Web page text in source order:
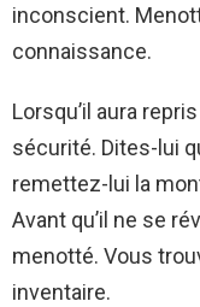
inconscient.
connaissance.
Lorsqu’il aura
sécurité. Dites-lui
remettez-lui la
Avant qu’il ne se
menotté. Vous
inventaire.